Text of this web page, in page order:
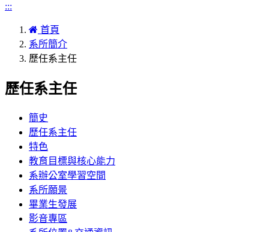
:::
首頁
系所簡介
歷任系主任
歷任系主任
簡史
歷任系主任
特色
教育目標與核心能力
系辦公室學習空間
系所願景
畢業生發展
影音專區